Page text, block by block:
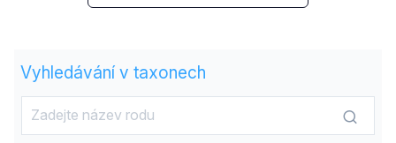
Vyhledávání v taxonech